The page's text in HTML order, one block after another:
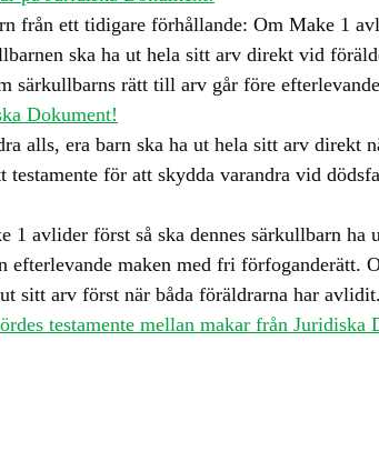
från ett tidigare förhållande: Om Make 1
ska ha ut hela sitt arv direkt vid
särkullbarns rätt till arv går före
Dokument!
alls, era barn ska ha ut hela sitt arv direkt
för att skydda varandra vid
1 avlider först så ska dennes särkullbarn
efterlevande maken med fri förfoganderätt.
sitt arv först när båda föräldrarna har
testamente mellan makar från Juridiska